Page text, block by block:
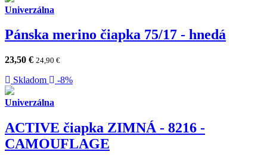
Univerzálna
Pánska merino čiapka 75/17 - hnedá
23,50 € 24,90 €
Skladom -8%
Univerzálna
ACTIVE čiapka ZIMNÁ - 8216 -
CAMOUFLAGE